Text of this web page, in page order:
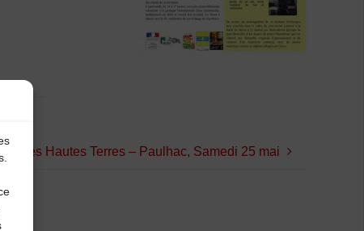
des Hautes Terres – Paulhac, Samedi 25 mai